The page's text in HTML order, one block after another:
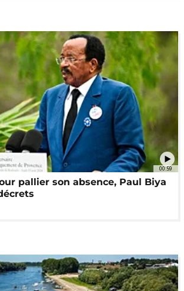
00:59
pallier son absence, Paul Biya